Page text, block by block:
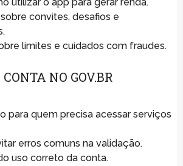
convites, desafios e
limites e cuidados com fraudes.
NO GOV.BR
para quem precisa acessar serviços
erros comuns na validação.
uso correto da conta.